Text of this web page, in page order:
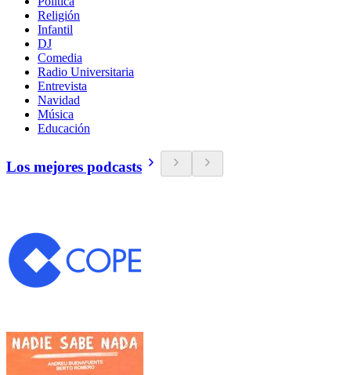
Religión
Infantil
DJ
Comedia
Radio Universitaria
Entrevista
Navidad
Música
Educación
Los mejores podcasts